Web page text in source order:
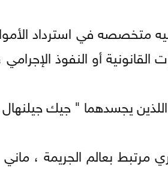
متخصصه في استرداد
أو النفوذ
يجسدهما " جيك
بعالم الجريمة ، ماني